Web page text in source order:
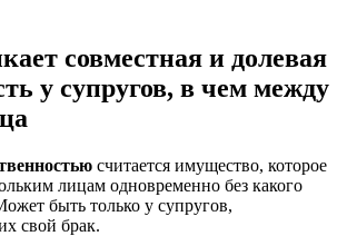
совместная и долевая
у супругов, в чем между
считается имущество, которое
лицам одновременно без какого
быть только у супругов,
свой брак.